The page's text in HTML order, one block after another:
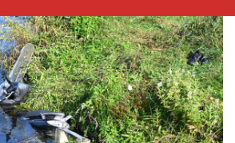
uur 1 van 0 Volgend uur